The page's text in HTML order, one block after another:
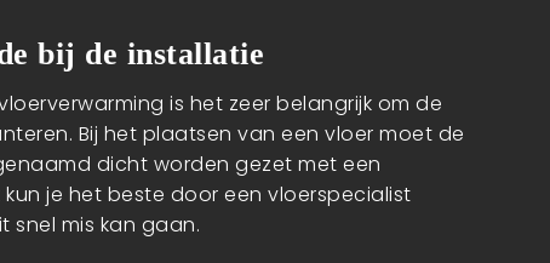
bij de installatie
is het zeer belangrijk om de
Bij het plaatsen van een vloer moet de
dicht worden gezet met een
kun je het beste door een vloerspecialist
mis kan gaan.